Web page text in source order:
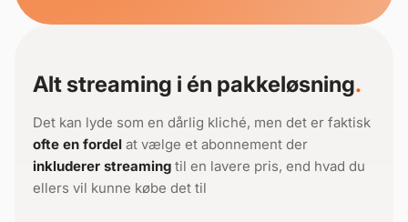
Alt streaming i én pakkeløsning.
Det kan lyde som en dårlig kliché, men det er faktisk
ofte en fordel at vælge et abonnement der
inkluderer streaming til en lavere pris, end hvad du
ellers vil kunne købe det til